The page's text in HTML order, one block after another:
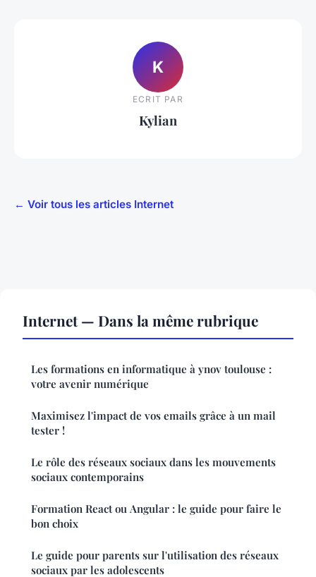
K
ECRIT PAR
Kylian
← Voir tous les articles Internet
Internet — Dans la même rubrique
Les formations en informatique à ynov toulouse :
votre avenir numérique
Maximisez l'impact de vos emails grâce à un mail
tester !
Le rôle des réseaux sociaux dans les mouvements
sociaux contemporains
Formation React ou Angular : le guide pour faire le
bon choix
Le guide pour parents sur l'utilisation des réseaux
sociaux par les adolescents